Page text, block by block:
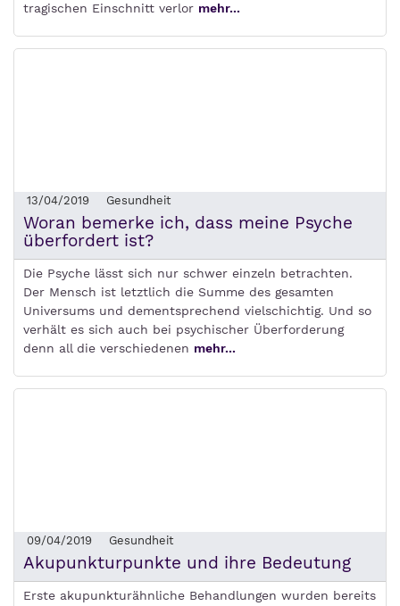
tragischen Einschnitt verlor mehr...
13/04/2019 Gesundheit
Woran bemerke ich, dass meine Psyche
überfordert ist?
Die Psyche lässt sich nur schwer einzeln betrachten.
Der Mensch ist letztlich die Summe des gesamten
Universums und dementsprechend vielschichtig. Und so
verhält es sich auch bei psychischer Überforderung
denn all die verschiedenen mehr...
09/04/2019 Gesundheit
Akupunkturpunkte und ihre Bedeutung
Erste akupunkturähnliche Behandlungen wurden bereits